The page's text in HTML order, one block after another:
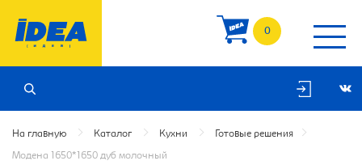
0
На главную Каталог Кухни Готовые решения
Модена 1650*1650 дуб молочный